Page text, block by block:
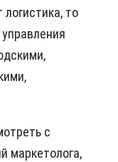
то
с
маркетолога,